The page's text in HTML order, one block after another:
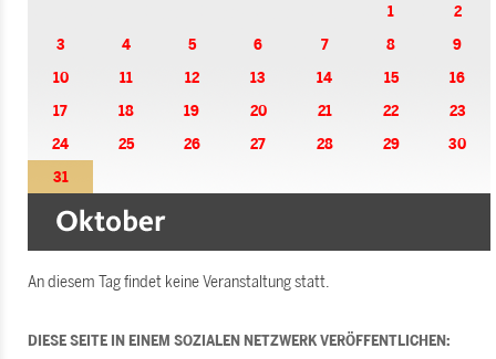
1
2
3
4 5 6 7 8
9
10
11 12 13 14 15
16
17
18 19 20 21 22
23
24
25 26 27 28 29
30
31
An diesem Tag findet keine Veranstaltung statt.
DIESE SEITE IN EINEM SOZIALEN NETZWERK VERÖFFENTLICHEN: